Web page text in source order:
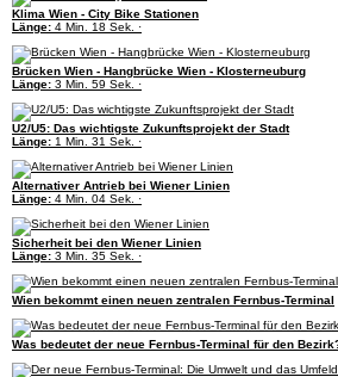
Klima Wien - City Bike Stationen
Länge: 4 Min. 18 Sek. ·
Brücken Wien - Hangbrücke Wien - Klosterneuburg
Länge: 3 Min. 59 Sek. ·
U2/U5: Das wichtigste Zukunftsprojekt der Stadt
Länge: 1 Min. 31 Sek. ·
Alternativer Antrieb bei Wiener Linien
Länge: 4 Min. 04 Sek. ·
Sicherheit bei den Wiener Linien
Länge: 3 Min. 35 Sek. ·
Wien bekommt einen neuen zentralen Fernbus-Terminal
Was bedeutet der neue Fernbus-Terminal für den